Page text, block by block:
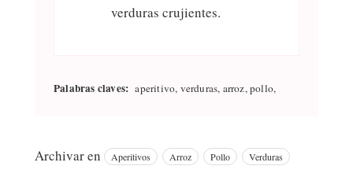
verduras crujientes.
Palabras claves: aperitivo, verduras, arroz, pollo,
Archivar en Aperitivos Arroz Pollo Verduras